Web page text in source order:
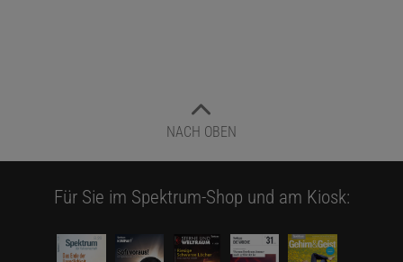
NACH OBEN
Für Sie im Spektrum-Shop und am Kiosk: